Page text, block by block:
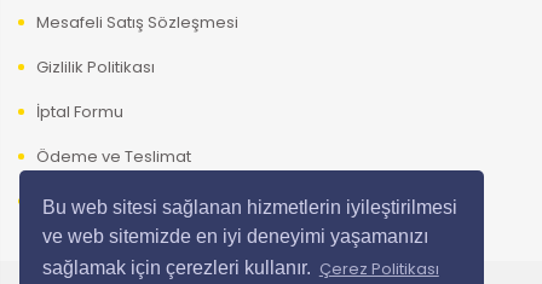
Bu web sitesi sağlanan hizmetlerin iyileştirilmesi
ve web sitemizde en iyi deneyimi yaşamanızı
sağlamak için çerezleri kullanır. Çerez Politikası
Mesafeli Satış Sözleşmesi
Gizlilik Politikası
İptal Formu
Ödeme ve Teslimat
Kullanıcı Güvenliği